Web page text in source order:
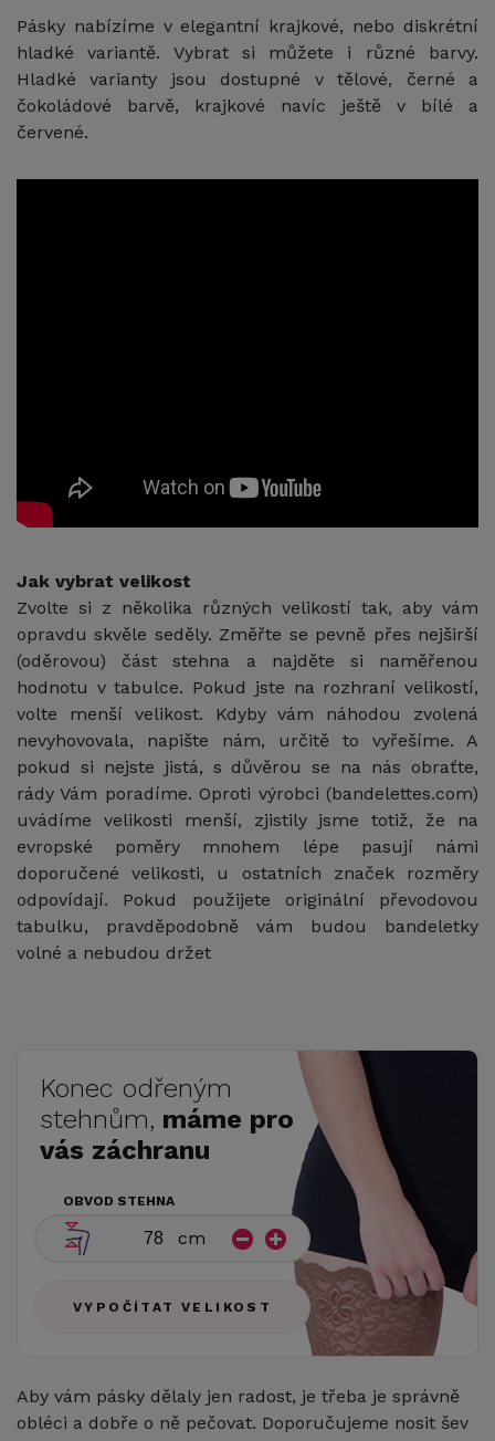
Pásky nabízíme v elegantní krajkové, nebo diskrétní
hladké variantě. Vybrat si můžete i různé barvy.
Hladké varianty jsou dostupné v tělové, černé a
čokoládové barvě, krajkové navíc ještě v bílé a
červené.
Jak vybrat velikost
Zvolte si z několika různých velikostí tak, aby vám
opravdu skvěle seděly. Změřte se pevně přes nejširší
(oděrovou) část stehna a najděte si naměřenou
hodnotu v tabulce. Pokud jste na rozhraní velikostí,
volte menší velikost. Kdyby vám náhodou zvolená
nevyhovovala, napište nám, určitě to vyřešíme. A
pokud si nejste jistá, s důvěrou se na nás obraťte,
rády Vám poradíme. Oproti výrobci (bandelettes.com)
uvádíme velikosti menší, zjistily jsme totiž, že na
evropské poměry mnohem lépe pasují námi
doporučené velikosti, u ostatních značek rozměry
odpovídají. Pokud použijete originální převodovou
tabulku, pravděpodobně vám budou bandeletky
volné a nebudou držet
Konec odřeným
stehnům, máme pro
vás záchranu
OBVOD STEHNA
cm
VYPOČÍTAT VELIKOST
Aby vám pásky dělaly jen radost, je třeba je správně
obléci a dobře o ně pečovat. Doporučujeme nosit šev